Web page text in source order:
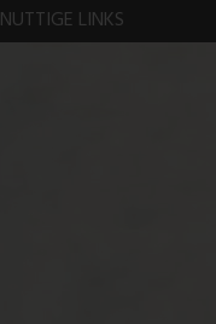
NUTTIGE LINKS